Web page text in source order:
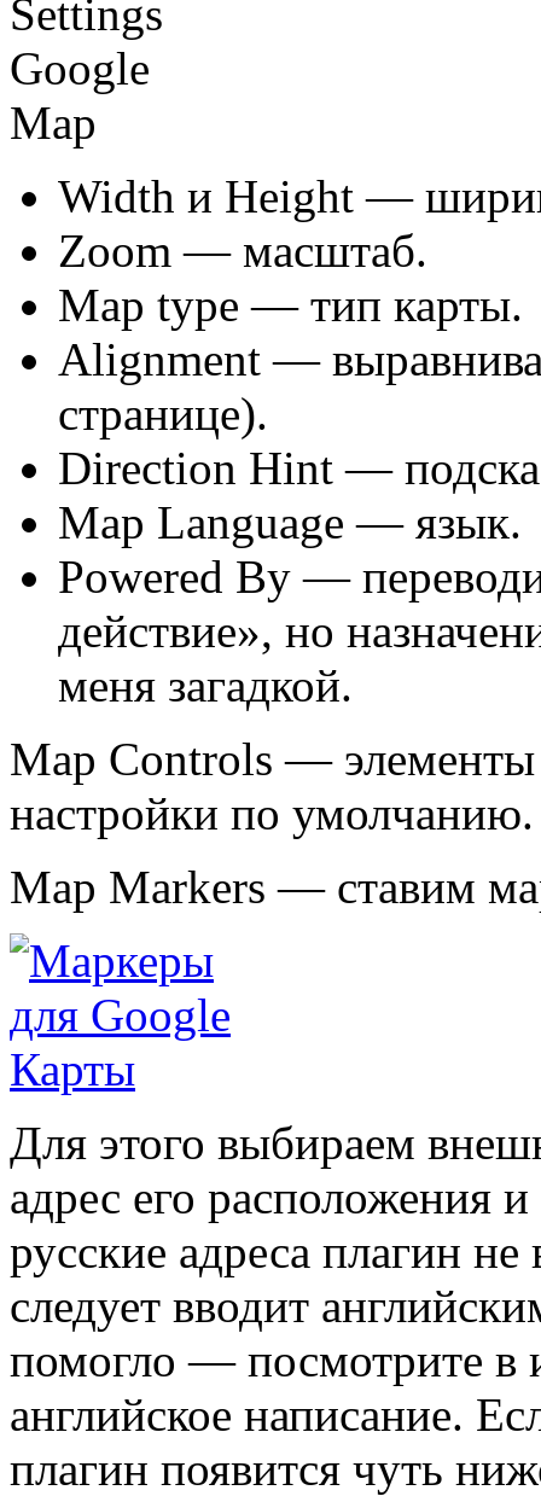
Width и Height —
Zoom — масштаб.
Map type — тип карты.
Alignment —
странице).
Direction Hint —
Map Language — язык.
Powered By —
действие», но
меня загадкой.
Map Controls — элементы
настройки по умолчанию.
Map Markers — ставим
Для этого выбираем
адрес его расположения
русские адреса плагин
следует вводит
помогло — посмотрите в
английское написание.
плагин появится чуть